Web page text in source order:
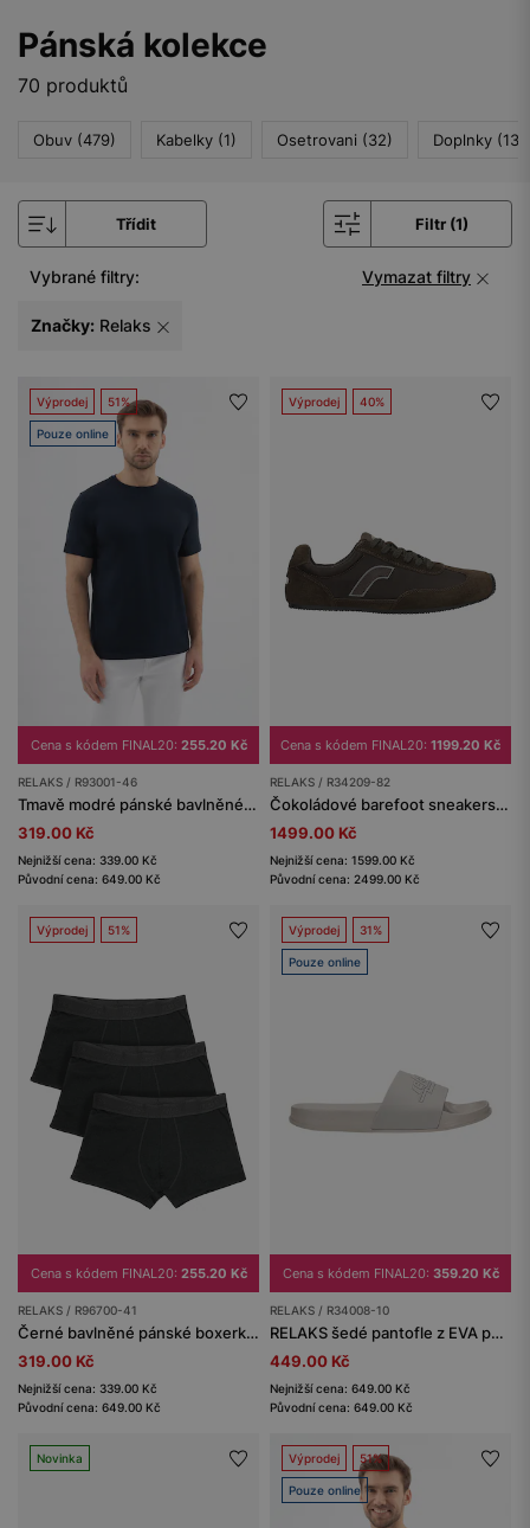
Pánská kolekce
70 produktů
Obuv (479) Kabelky (1) Osetrovani (32) Doplnky
Třídit Filtr (1)
Vybrané filtry: Vymazat filtry
Značky: Relaks
Výprodej 51%
Pouze online
Cena s kódem FINAL20: 255.20 Kč
RELAKS / R93001-46
Tmavě modré pánské bavlněné tričko RELAKS
319.00 Kč
Nejnižší cena: 339.00 Kč
Původní cena: 649.00 Kč
Výprodej 40%
Cena s kódem FINAL20: 1199.20 Kč
RELAKS / R34209-82
Čokoládové barefoot sneakers na tenké podrážce RELAKS
1499.00 Kč
Nejnižší cena: 1599.00 Kč
Původní cena: 2499.00 Kč
Výprodej 51%
Cena s kódem FINAL20: 255.20 Kč
RELAKS / R96700-41
Černé bavlněné pánské boxerky RELAKS
319.00 Kč
Nejnižší cena: 339.00 Kč
Původní cena: 649.00 Kč
Výprodej 31%
Pouze online
Cena s kódem FINAL20: 359.20 Kč
RELAKS / R34008-10
RELAKS šedé pantofle z EVA pěny
449.00 Kč
Nejnižší cena: 649.00 Kč
Původní cena: 649.00 Kč
Novinka Výprodej 51%
Pouze online